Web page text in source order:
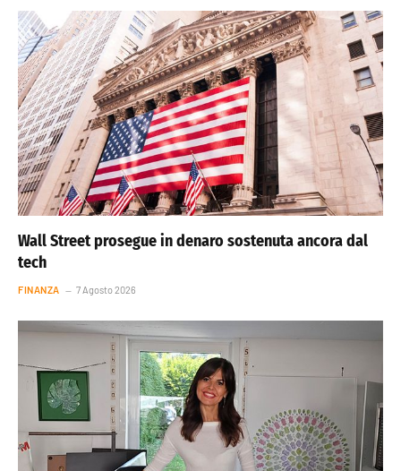
Wall Street prosegue in denaro sostenuta ancora dal
tech
FINANZA 7 Agosto 2026